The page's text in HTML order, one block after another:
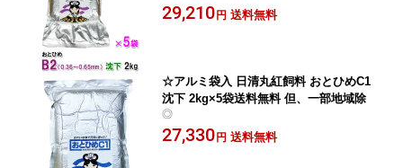
29,210 円 送料無料
☆アルミ袋入 日清丸紅飼料 おとひめC1
沈下 2kg×5袋送料無料 但、一部地域除
◎
27,330 円 送料無料